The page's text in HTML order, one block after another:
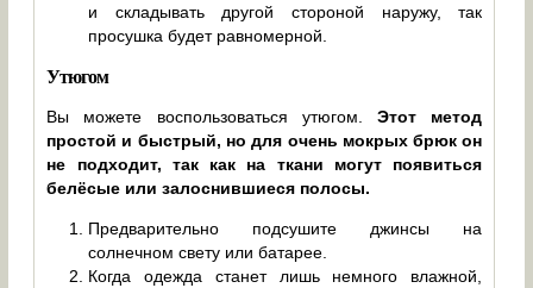
и складывать другой стороной наружу, так
просушка будет равномерной.
Утюгом
Вы можете воспользоваться утюгом.Этот метод
простой и быстрый, но для очень мокрых брюк он
не подходит, так как на ткани могут появиться
белёсые или залоснившиеся полосы.
Предварительно подсушите джинсы на
солнечном свету или батарее.
Когда одежда станет лишь немного влажной,